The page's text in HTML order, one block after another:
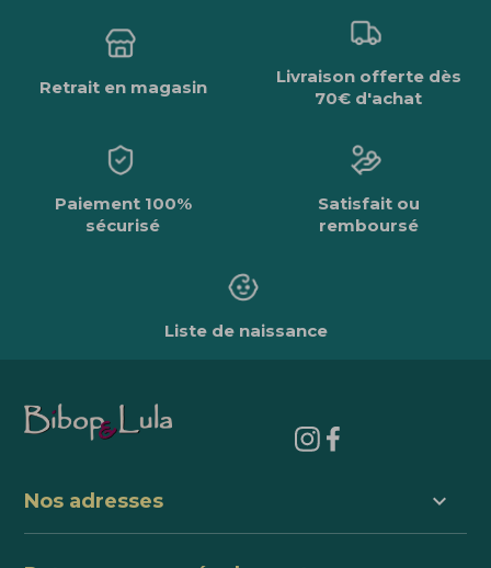
Retrait en magasin
Livraison offerte dès
70€ d'achat
Paiement 100%
sécurisé
Satisfait ou
remboursé
Liste de naissance
Nos adresses keyboard_arrow_down